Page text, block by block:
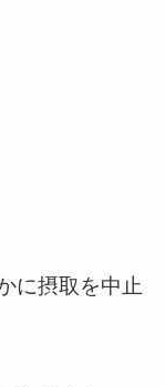
に摂取を中止